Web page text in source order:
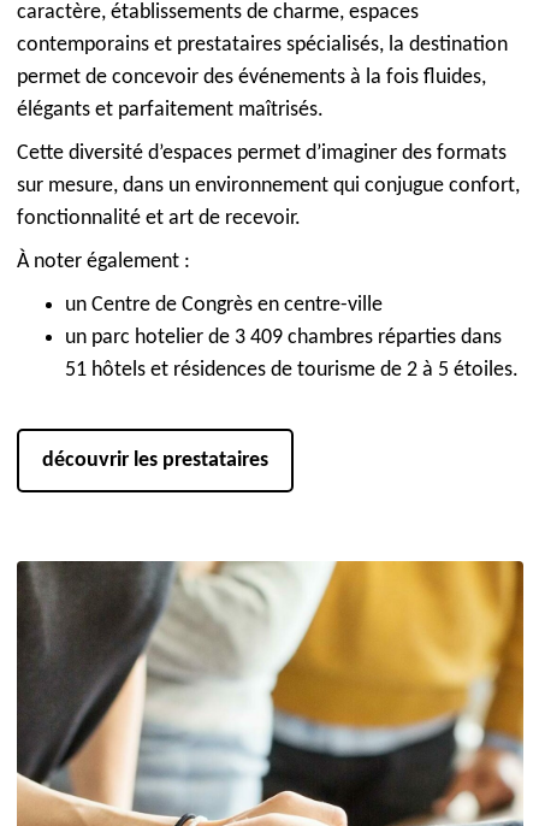
caractère, établissements de charme, espaces
contemporains et prestataires spécialisés, la destination
permet de concevoir des événements à la fois fluides,
élégants et parfaitement maîtrisés.
Cette diversité d’espaces permet d’imaginer des formats
sur mesure, dans un environnement qui conjugue confort,
fonctionnalité et art de recevoir.
À noter également :
un Centre de Congrès en centre-ville
un parc hotelier de 3 409 chambres réparties dans
51 hôtels et résidences de tourisme de 2 à 5 étoiles.
découvrir les prestataires